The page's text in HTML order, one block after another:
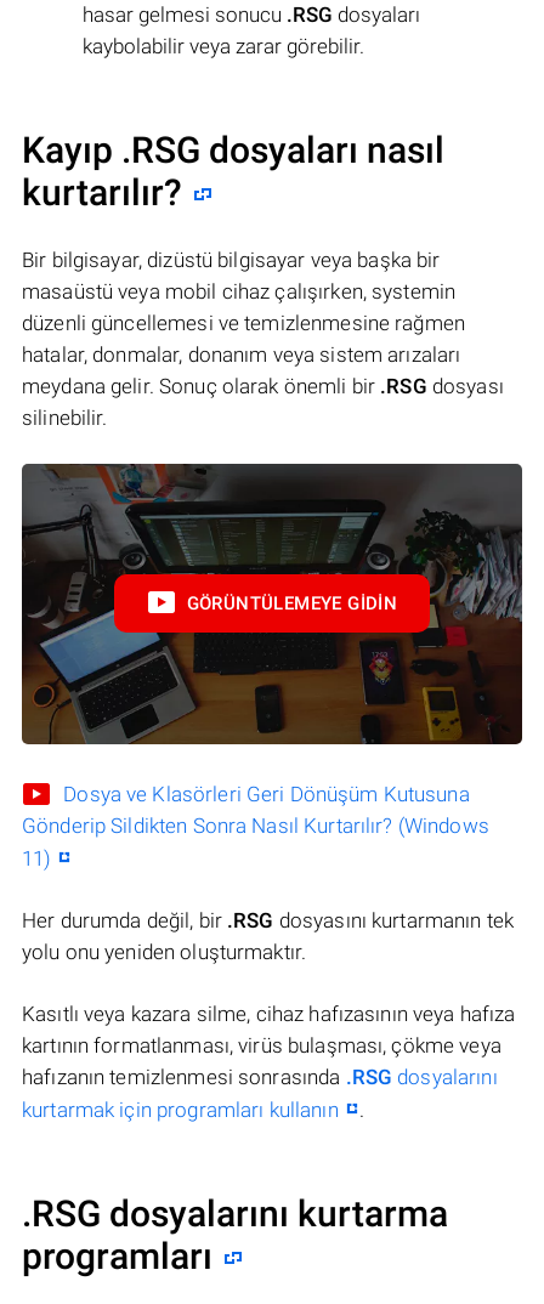
hasar gelmesi sonucu .RSG dosyaları
kaybolabilir veya zarar görebilir.
Kayıp .RSG dosyaları nasıl
kurtarılır?
Bir bilgisayar, dizüstü bilgisayar veya başka bir
masaüstü veya mobil cihaz çalışırken, systemin
düzenli güncellemesi ve temizlenmesine rağmen
hatalar, donmalar, donanım veya sistem arızaları
meydana gelir. Sonuç olarak önemli bir .RSG dosyası
silinebilir.
GÖRÜNTÜLEMEYE GIDIN
Dosya ve Klasörleri Geri Dönüşüm Kutusuna
Gönderip Sildikten Sonra Nasıl Kurtarılır? (Windows
11)
Her durumda değil, bir .RSG dosyasını kurtarmanın tek
yolu onu yeniden oluşturmaktır.
Kasıtlı veya kazara silme, cihaz hafızasının veya hafıza
kartının formatlanması, virüs bulaşması, çökme veya
hafızanın temizlenmesi sonrasında .RSG dosyalarını
kurtarmak için programları kullanın
.
.RSG dosyalarını kurtarma
programları